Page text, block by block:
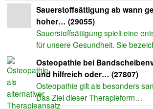
Sauerstoffsättigung ab wann
hoher… (29055)
Sauerstoffsättigung spielt eine
für unsere Gesundheit. Sie
Osteopathie bei
und hilfreich oder… (27807)
Osteopathie gilt als besonders
Das Ziel dieser Therapieform…